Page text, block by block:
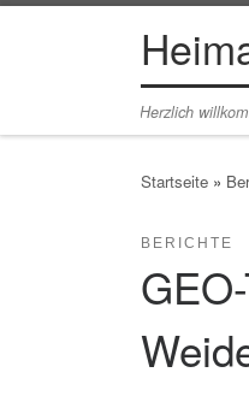
Zum Inhalt springen
Herzlich
Startseite »
BERICHTE